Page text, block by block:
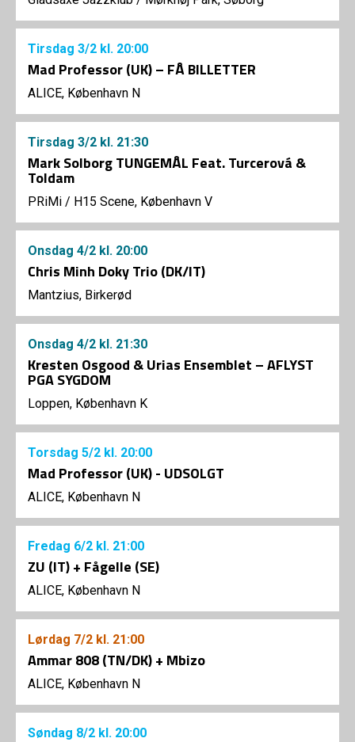
Tirsdag 3/2 kl. 20:00
Mad Professor (UK) – FÅ BILLETTER
ALICE, København N
Tirsdag 3/2 kl. 21:30
Mark Solborg TUNGEMÅL Feat. Turcerová &
Toldam
PRiMi / H15 Scene, København V
Onsdag 4/2 kl. 20:00
Chris Minh Doky Trio (DK/IT)
Mantzius, Birkerød
Onsdag 4/2 kl. 21:30
Kresten Osgood & Urias Ensemblet – AFLYST
PGA SYGDOM
Loppen, København K
Torsdag 5/2 kl. 20:00
Mad Professor (UK) - UDSOLGT
ALICE, København N
Fredag 6/2 kl. 21:00
ZU (IT) + Fågelle (SE)
ALICE, København N
Lørdag 7/2 kl. 21:00
Ammar 808 (TN/DK) + Mbizo
ALICE, København N
Søndag 8/2 kl. 20:00